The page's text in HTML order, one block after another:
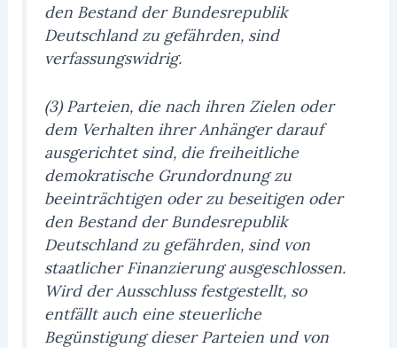
den Bestand der Bundesrepublik
Deutschland zu gefährden, sind
verfassungswidrig.
(3) Parteien, die nach ihren Zielen oder
dem Verhalten ihrer Anhänger darauf
ausgerichtet sind, die freiheitliche
demokratische Grundordnung zu
beeinträchtigen oder zu beseitigen oder
den Bestand der Bundesrepublik
Deutschland zu gefährden, sind von
staatlicher Finanzierung ausgeschlossen.
Wird der Ausschluss festgestellt, so
entfällt auch eine steuerliche
Begünstigung dieser Parteien und von